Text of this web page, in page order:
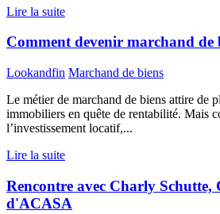
Lire la suite
Comment devenir marchand de
Lookandfin Marchand de biens
Le métier de marchand de biens attire de
immobiliers en quête de rentabilité. Mais
l’investissement locatif,...
Lire la suite
Rencontre avec Charly Schutte,
d'ACASA